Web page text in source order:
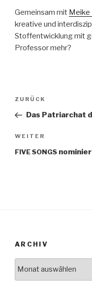
Gemein­sam mit Meike
kreative und
Stof­fen­twick­lung mit
Pro­fes­sor mehr?
Beitrags-
Vorheriger
Beitrag
ZURÜCK
Das Patriarchat
Nächster
Beitrag
WEITER
FIVESONGS
ARCHIV
Archiv